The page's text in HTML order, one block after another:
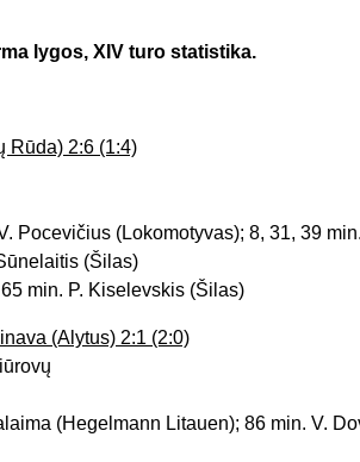
lygos, XIV turo statistika.
Rūda) 2:6 (1:4)
Pocevičius (Lokomotyvas); 8, 31, 39
(Šilas)
min. P. Kiselevskis (Šilas)
(Alytus) 2:1 (2:0)
(Hegelmann Litauen); 86 min. V.